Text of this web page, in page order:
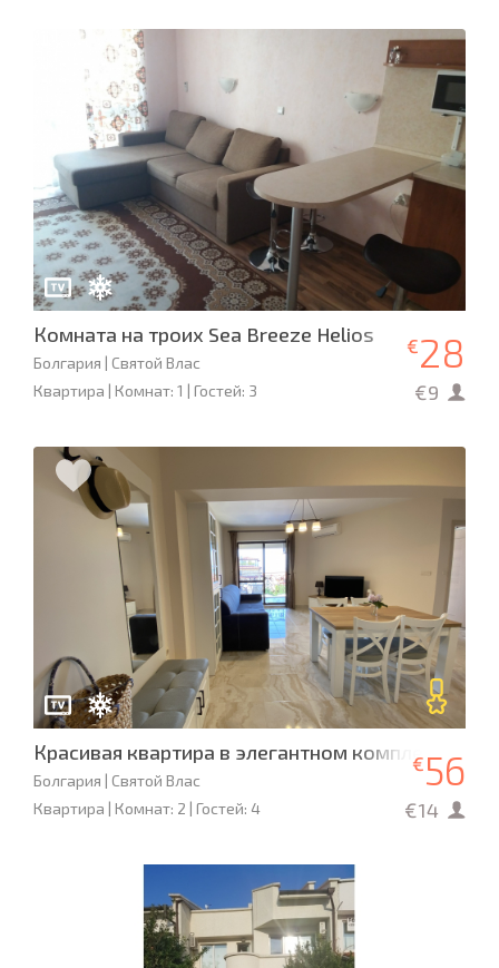
Комната на троих Sea Breeze Helios
Болгария | Святой Влас
Квартира | Комнат: 1 | Гостей: 3
€28
€9
Красивая квартира в элегантном комплексе
Болгария | Святой Влас
Квартира | Комнат: 2 | Гостей: 4
€56
€14